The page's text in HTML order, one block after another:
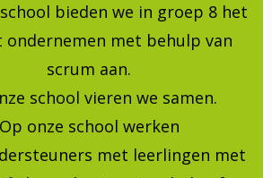
bieden we in groep 8 het
ondernemen met behulp van
scrum aan.
school vieren we samen.
Op onze school werken
met leerlingen met